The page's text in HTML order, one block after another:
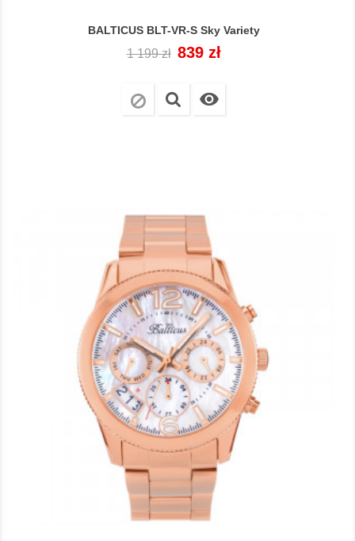
BALTICUS BLT-VR-S Sky Variety
Cena
1 199 zł Cena
839 zł
